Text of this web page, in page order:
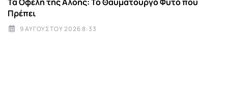
Πρέπει
9 ΑΥΓΟΎΣΤΟΥ 2026 8:33